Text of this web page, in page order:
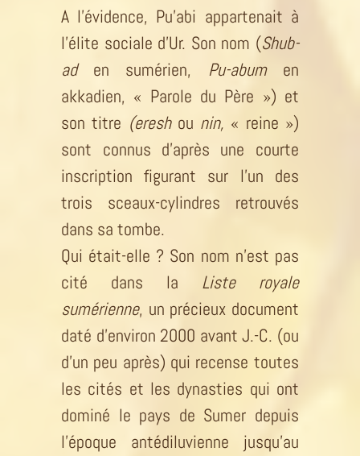
A l’évidence, Pu’abi appartenait à
l’élite sociale d’Ur. Son nom (Shub-
aden sumérien, Pu-abumen
akkadien, « Parole du Père ») et
son titre (ereshou nin, « reine »)
sont connus d’après une courte
inscription figurant sur l’un des
trois sceaux-cylindres retrouvés
dans sa tombe.
Qui était-elle ? Son nom n’est pas
cité dans la Liste royale
sumérienne, un précieux document
daté d’environ 2000 avant J.-C. (ou
d’un peu après) qui recense toutes
les cités et les dynasties qui ont
dominé le pays de Sumer depuis
l’époque antédiluvienne jusqu’au